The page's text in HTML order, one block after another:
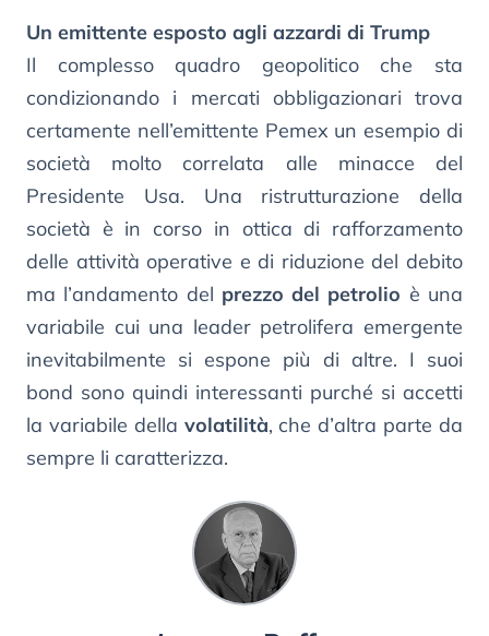
Un emittente esposto agli azzardi di Trump
Il complesso quadro geopolitico che sta
condizionando i mercati obbligazionari trova
certamente nell’emittente Pemex un esempio di
società molto correlata alle minacce del
Presidente Usa. Una ristrutturazione della
società è in corso in ottica di rafforzamento
delle attività operative e di riduzione del debito
ma l’andamento del prezzo del petrolio è una
variabile cui una leader petrolifera emergente
inevitabilmente si espone più di altre. I suoi
bond sono quindi interessanti purché si accetti
la variabile della volatilità, che d’altra parte da
sempre li caratterizza.